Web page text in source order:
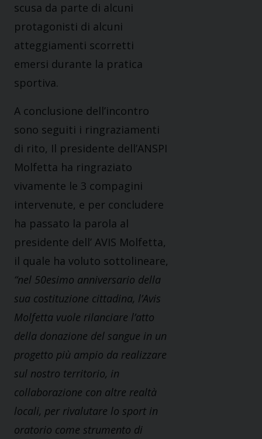
scusa da parte di alcuni
protagonisti di alcuni
atteggiamenti scorretti
emersi durante la pratica
sportiva.
A conclusione dell’incontro
sono seguiti i ringraziamenti
di rito, Il presidente dell’ANSPI
Molfetta ha ringraziato
vivamente le 3 compagini
intervenute, e per concludere
ha passato la parola al
presidente dell’ AVIS Molfetta,
il quale ha voluto sottolineare,
“nel 50esimo anniversario della
sua costituzione cittadina, l’Avis
Molfetta vuole rilanciare l’atto
della donazione del sangue in un
progetto più ampio da realizzare
sul nostro territorio, in
collaborazione con altre realtà
locali, per rivalutare lo sport in
oratorio come strumento di